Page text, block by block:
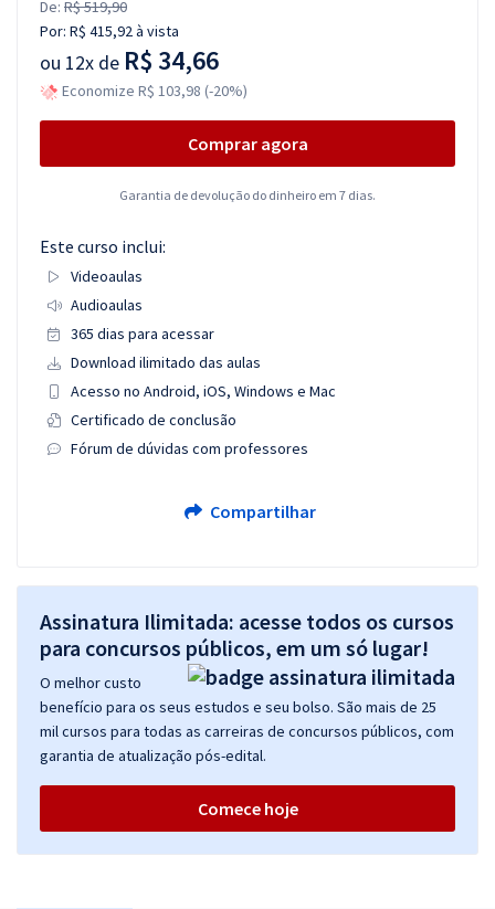
De: R$ 519,90
Por: R$ 415,92à vista
ou 12x de R$ 34,66
Economize R$ 103,98 (-20%)
Comprar agora
Garantia de devolução do dinheiro em 7 dias.
Este curso inclui:
Videoaulas
Audioaulas
365 dias para acessar
Download ilimitado das aulas
Acesso no Android, iOS, Windows e Mac
Certificado de conclusão
Fórum de dúvidas com professores
Compartilhar
Assinatura Ilimitada: acesse todos os cursos
para concursos públicos, em um só lugar!
O melhor custo
benefício para os seus estudos e seu bolso. São mais de 25
mil cursos para todas as carreiras de concursos públicos, com
garantia de atualização pós-edital.
Comece hoje